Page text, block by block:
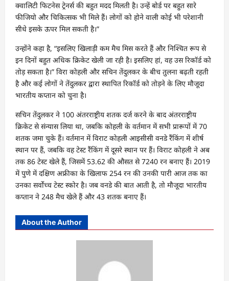
क्वालिटी फिटनेस ट्रेनर्स की बहुत मदद मिलती है। उन्हें बोर्ड पर बहुत सारे
फीजियो और चिकित्सक भी मिले हैं। लोगों को होने वाली कोई भी परेशानी
सीधे इसके ऊपर मिल सकती है।”
उन्होंने कहा है, “इसलिए खिलाड़ी कम मैच मिस करते हैं और निश्चित रूप से
इन दिनों बहुत अधिक क्रिकेट खेली जा रही है। इसलिए हां, वह उस रिकॉर्ड को
तोड़ सकता है।” विरा कोहली और सचिन तेंदुलकर के बीच तुलना बढ़ती रहती
है और कई लोगों ने तेंदुलकर द्वारा स्थापित रिकॉर्ड को तोड़ने के लिए मौजूदा
भारतीय कप्तान को चुना है।
सचिन तेंदुलकर ने 100 अंतरराष्ट्रीय शतक दर्ज करने के बाद अंतरराष्ट्रीय
क्रिकेट से संन्यास लिया था, जबकि कोहली के वर्तमान में सभी प्रारूपों में 70
शतक जमा चुके हैं। वर्तमान में विराट कोहली आइसीसी वनडे रैंकिंग में शीर्ष
स्थान पर हैं, जबकि वह टेस्ट रैंकिंग में दूसरे स्थान पर हैं। विराट कोहली ने अब
तक 86 टेस्ट खेले हैं, जिसमें 53.62 की औसत से 7240 रन बनाए हैं। 2019
में पुणे में दक्षिण अफ्रीका के खिलाफ 254 रन की उनकी पारी आज तक का
उनका सर्वोच्च टेस्ट स्कोर है। जब वनडे की बात आती है, तो मौजूदा भारतीय
कप्तान ने 248 मैच खेले हैं और 43 शतक बनाए हैं।
About the Author